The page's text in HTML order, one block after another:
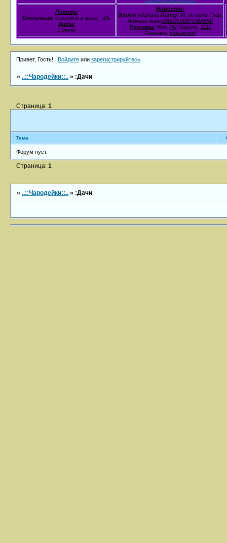
Погода:
Отличная: солнечно и ясно, +25.
Дата:
1 июля.
Новости:
ЭлионудалилаЛапку!И, по воле Глав.
Админа былаЗАБЛОКИРОВАНА!
Реклама: Ник: PRПароль: 1111
Реклама, взаимная!
Привет, Гость! Войдитеили зарегистрируйтесь.
»..::Чародейки::.. » :Дачи
Страница:1
Тема
Форум пуст.
Страница:1
»..::Чародейки::.. » :Дачи